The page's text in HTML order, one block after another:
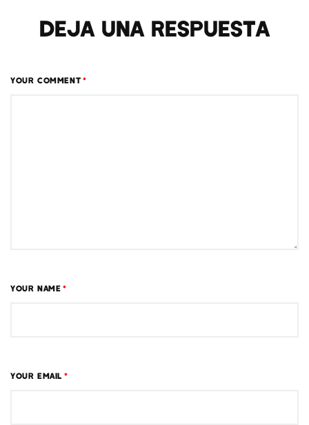
Deja una respuesta
YOUR COMMENT *
YOUR NAME *
YOUR EMAIL *